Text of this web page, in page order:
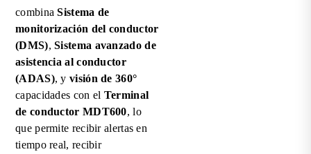
combinaSistema de
monitorización del conductor
(DMS),Sistema avanzado de
asistencia al conductor
(ADAS), yvisión de 360°
capacidades con el Terminal
de conductor MDT600, lo
que permite recibir alertas en
tiempo real, recibir